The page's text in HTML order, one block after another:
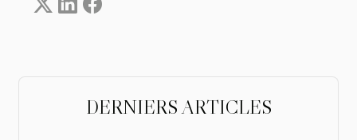
DERNIERS ARTICLES